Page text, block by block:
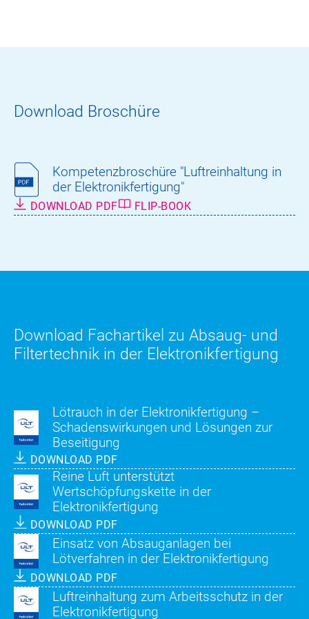
Download Broschüre
Kompetenzbroschüre "Luftreinhaltung in
der Elektronikfertigung"
DOWNLOAD PDF FLIP-BOOK
Download Fachartikel zu Absaug- und
Filtertechnik in der Elektronikfertigung
Lötrauch in der Elektronikfertigung –
Schadenswirkungen und Lösungen zur
Beseitigung
DOWNLOAD PDF
Reine Luft unterstützt
Wertschöpfungskette in der
Elektronikfertigung
DOWNLOAD PDF
Einsatz von Absauganlagen bei
Lötverfahren in der Elektronikfertigung
DOWNLOAD PDF
Luftreinhaltung zum Arbeitsschutz in der
Elektronikfertigung